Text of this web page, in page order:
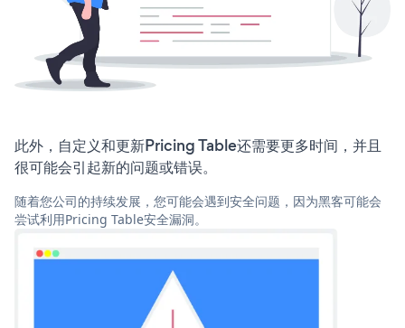
此外，自定义和更新Pricing Table还需要更多时间，并且
很可能会引起新的问题或错误。
随着您公司的持续发展，您可能会遇到安全问题，因为黑客可能会
尝试利用Pricing Table安全漏洞。